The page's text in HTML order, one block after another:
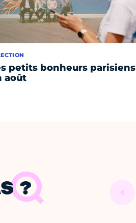
petits bonheurs parisiens
août
?